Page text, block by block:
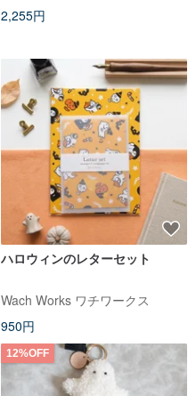
2,255円
ハロウィンのレターセット
Wach Works ワチワークス
950円
12%OFF